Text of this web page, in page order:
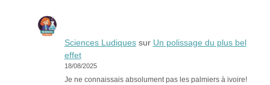
Sciences Ludiquessur Un polissage du plus bel
effet
18/08/2025
Je ne connaissais absolument pas les palmiers à ivoire!